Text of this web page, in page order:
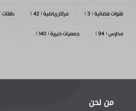
قنوات فضائية ( 3 )
مراكز رياضية ( 42 )
حلقات
مدارس ( 94 )
جمعيات خيرية ( 140 )
من نحن